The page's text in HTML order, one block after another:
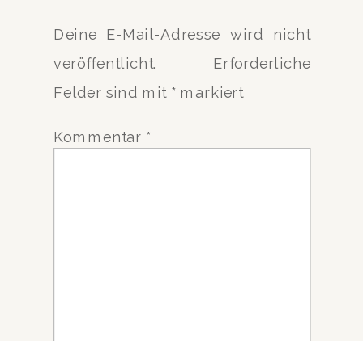
Deine E-Mail-Adresse wird nicht
veröffentlicht.
Erforderliche
Felder sind mit * markiert
Kommentar *